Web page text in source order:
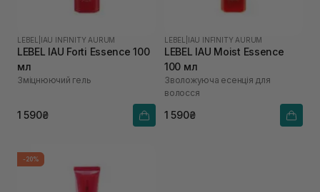
LEBEL IAU INFINITY AURUM
LEBEL IAU Forti Essence 100
мл
Зміцнюючий гель
1 590₴
LEBEL IAU INFINITY AURUM
LEBEL IAU Moist Essence
100 мл
Зволожуюча есенція для
волосся
1 590₴
-20%